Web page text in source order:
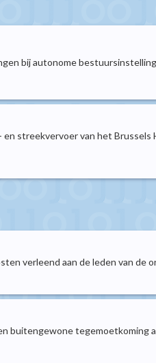
bij autonome
streekvervoer van het Brussels
verleend aan de leden van de
buitengewone tegemoetkoming